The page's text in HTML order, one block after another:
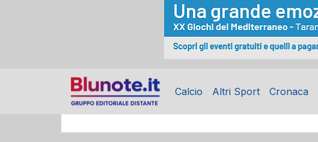
Calcio Altri Sport Cronaca